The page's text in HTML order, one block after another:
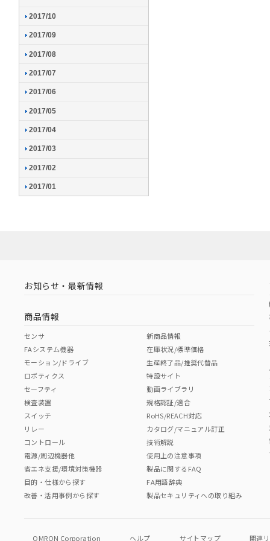
2017/10
2017/09
2017/08
2017/07
2017/06
2017/05
2017/04
2017/03
2017/02
2017/01
お知らせ・最新情報
商品情報
センサ
FAシステム機器
モーション/ドライブ
ロボティクス
セーフティ
検査装置
スイッチ
リレー
コントロール
電源/周辺機器他
省エネ支援/環境対策機器
目的・仕様から探す
改善・活用事例から探す
新商品情報
在庫状況/標準価格
生産終了品/推奨代替品
特設サイト
動画ライブラリ
規格認証/適合
RoHS/REACH対応
カタログ/マニュアル訂正
技術解説
使用上の注意事項
製品に関するFAQ
FA用語辞典
製品セキュリティへの取り組み
OMRON Corporation ヘルプ サイトマップ 関連